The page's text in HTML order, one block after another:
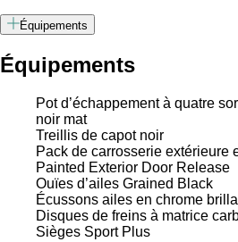
Équipements
Équipements
Pot d’échappement à quatre
noir mat
Treillis de capot noir
Pack de carrosserie extérieure
Painted Exterior Door Release
Ouïes d’ailes Grained Black
Écussons ailes en chrome
Disques de freins à matrice
Sièges Sport Plus